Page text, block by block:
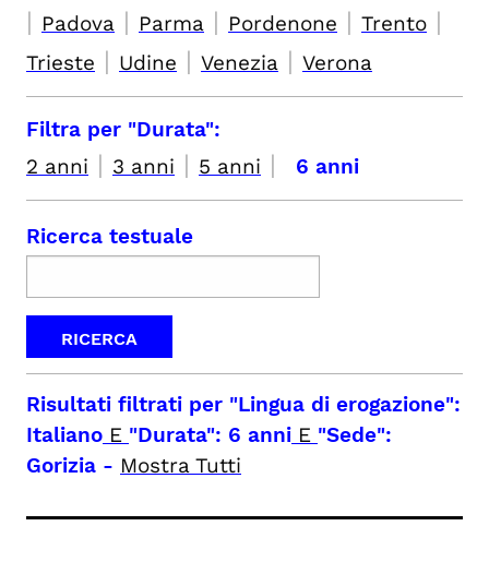
| Padova | Parma | Pordenone | Trento |
Trieste | Udine | Venezia | Verona
Filtra per "Durata":
2 anni | 3 anni | 5 anni | 6 anni
Ricerca testuale
Risultati filtrati per "Lingua di erogazione":
Italiano E "Durata": 6 anni E "Sede":
Gorizia - Mostra Tutti